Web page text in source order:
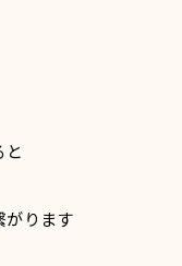
と
がります